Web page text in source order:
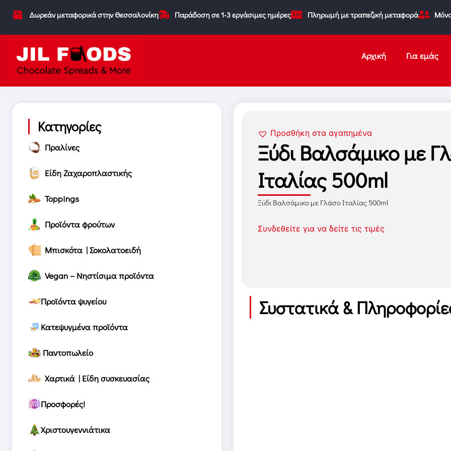
Δωρεάν μεταφορικά στην Θεσσαλονίκη Παράδοση σε 1-3 εργάσιμες ημέρες Πληρωμή με τραπεζική μεταφορά
Αρχική Για εμάς
Κατηγορίες
Πραλίνες
Είδη Ζαχαροπλαστικής
Toppings
Προϊόντα φρούτων
Μπισκότα | Σοκολατοειδή
Vegan – Νηστίσιμα προϊόντα
Προϊόντα ψυγείου
Κατεψυγμένα προϊόντα
Παντοπωλείο
Χαρτικά | Είδη συσκευασίας
Προσφορές!
Χριστουγεννιάτικα
Προσθήκη στα αγαπημένα
Ξύδι Βαλσάμικο με
Ιταλίας 500ml
Ξύδι Βαλσάμικο με Γλάσο Ιταλίας 500ml
Συνδεθείτε για να δείτε τις τιμές
Συστατικά &